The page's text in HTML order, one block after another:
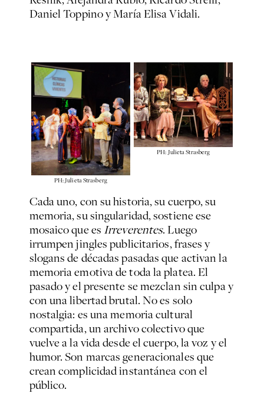
Daniel Toppino y María Elisa Vidali.
PH: Julieta Strasberg
PH: Julieta Strasberg
Cada uno, con su historia, su cuerpo, su
memoria, su singularidad, sostiene ese
mosaico que es Irreverentes. Luego
irrumpen jingles publicitarios, frases y
slogans de décadas pasadas que activan la
memoria emotiva de toda la platea. El
pasado y el presente se mezclan sin culpa y
con una libertad brutal. No es solo
nostalgia: es una memoria cultural
compartida, un archivo colectivo que
vuelve a la vida desde el cuerpo, la voz y el
humor. Son marcas generacionales que
crean complicidad instantánea con el
público.